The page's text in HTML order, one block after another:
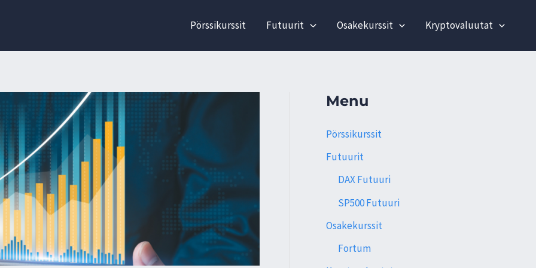
Pörssikurssit Futuurit Osakekurssit Kryptovaluutat
Menu
Pörssikurssit
Futuurit
DAX Futuuri
SP500 Futuuri
Osakekurssit
Fortum